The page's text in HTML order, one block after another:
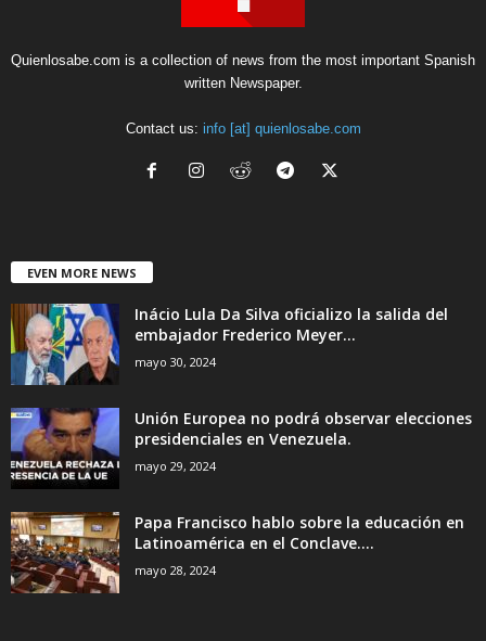
Quienlosabe.com is a collection of news from the most important Spanish
written Newspaper.
Contact us: info [at] quienlosabe.com
EVEN MORE NEWS
Inácio Lula Da Silva oficializo la salida del
embajador Frederico Meyer...
mayo 30, 2024
Unión Europea no podrá observar elecciones
presidenciales en Venezuela.
mayo 29, 2024
Papa Francisco hablo sobre la educación en
Latinoamérica en el Conclave....
mayo 28, 2024